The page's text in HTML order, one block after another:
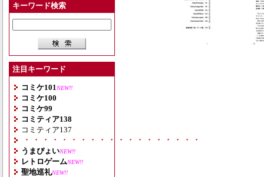
キーワード検索
注目キーワード
コミケ101 NEW!!
コミケ100
コミケ99
コミティア138
コミティア137
・・・・・・・・・・・・・・・・・・・
うまぴょいNEW!!
レトロゲームNEW!!
聖地巡礼NEW!!